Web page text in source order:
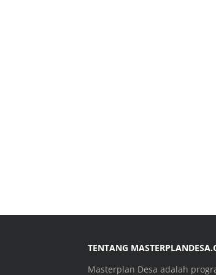
TENTANG
Masterplan Desa adalah